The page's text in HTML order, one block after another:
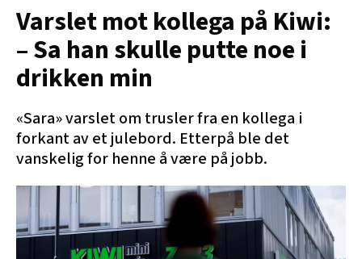
Varslet mot kollega på Kiwi:
– Sa han skulle putte noe i
drikken min
«Sara» varslet om trusler fra en kollega i
forkant av et julebord. Etterpå ble det
vanskelig for henne å være på jobb.